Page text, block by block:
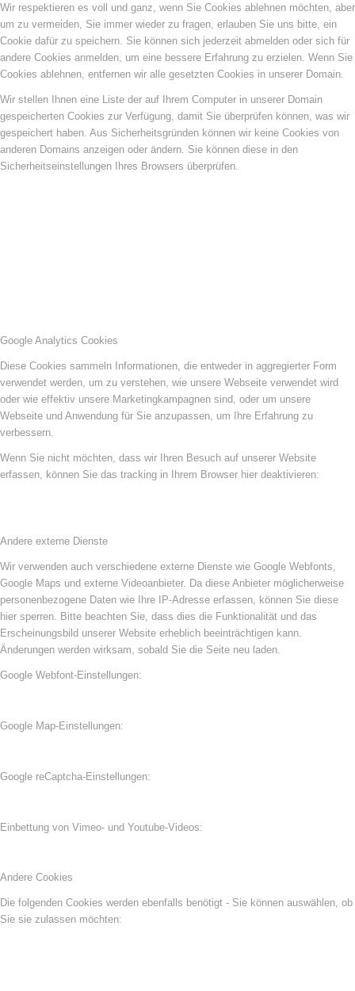
Wir respektieren es voll und ganz, wenn Sie Cookies ablehnen möchten, aber
um zu vermeiden, Sie immer wieder zu fragen, erlauben Sie uns bitte, ein
Cookie dafür zu speichern. Sie können sich jederzeit abmelden oder sich für
andere Cookies anmelden, um eine bessere Erfahrung zu erzielen. Wenn Sie
Cookies ablehnen, entfernen wir alle gesetzten Cookies in unserer Domain.
Wir stellen Ihnen eine Liste der auf Ihrem Computer in unserer Domain
gespeicherten Cookies zur Verfügung, damit Sie überprüfen können, was wir
gespeichert haben. Aus Sicherheitsgründen können wir keine Cookies von
anderen Domains anzeigen oder ändern. Sie können diese in den
Sicherheitseinstellungen Ihres Browsers überprüfen.
Google Analytics Cookies
Diese Cookies sammeln Informationen, die entweder in aggregierter Form
verwendet werden, um zu verstehen, wie unsere Webseite verwendet wird
oder wie effektiv unsere Marketingkampagnen sind, oder um unsere
Webseite und Anwendung für Sie anzupassen, um Ihre Erfahrung zu
verbessern.
Wenn Sie nicht möchten, dass wir Ihren Besuch auf unserer Website
erfassen, können Sie das tracking in Ihrem Browser hier deaktivieren:
Andere externe Dienste
Wir verwenden auch verschiedene externe Dienste wie Google Webfonts,
Google Maps und externe Videoanbieter. Da diese Anbieter möglicherweise
personenbezogene Daten wie Ihre IP-Adresse erfassen, können Sie diese
hier sperren. Bitte beachten Sie, dass dies die Funktionalität und das
Erscheinungsbild unserer Website erheblich beeinträchtigen kann.
Änderungen werden wirksam, sobald Sie die Seite neu laden.
Google Webfont-Einstellungen:
Google Map-Einstellungen:
Google reCaptcha-Einstellungen:
Einbettung von Vimeo- und Youtube-Videos:
Andere Cookies
Die folgenden Cookies werden ebenfalls benötigt - Sie können auswählen, ob
Sie sie zulassen möchten: